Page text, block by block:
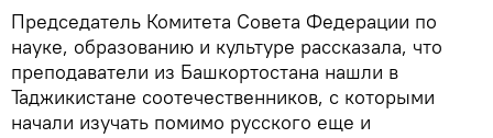
Председатель Комитета Совета Федерации по
науке, образованию и культуре рассказала, что
преподаватели из Башкортостана нашли в
Таджикистане соотечественников, с которыми
начали изучать помимо русского еще и